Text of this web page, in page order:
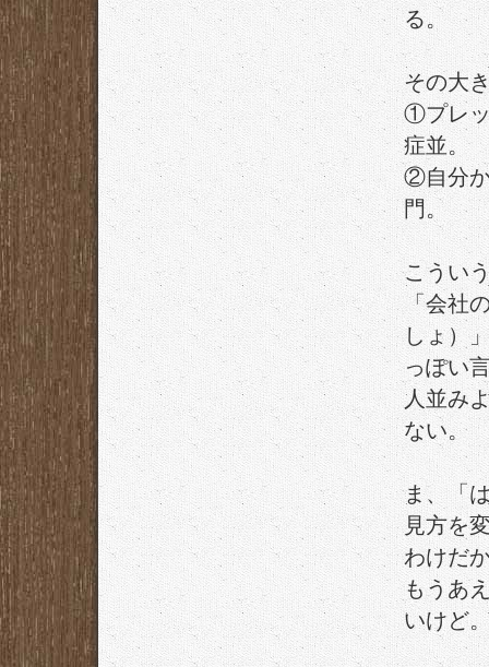
る。
その大
①プレッ
症並。
②自分か
門。
こうい
「会社
しょ）
っぽい
人並み
ない。
ま、「
見方を
わけだ
もうあ
いけど